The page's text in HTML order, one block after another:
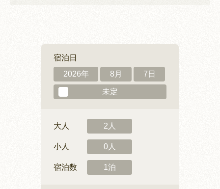
宿泊日
2026年
8月 7日
未定
大人 2人
小人 0人
宿泊数 1泊